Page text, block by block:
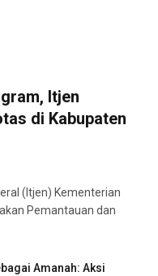
Itjen
di Kabupaten
(Itjen) Kementerian
Pemantauan dan
Amanah: Aksi